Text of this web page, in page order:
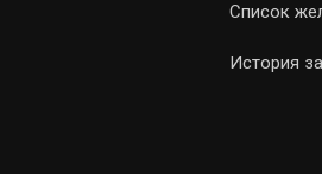
Список
История